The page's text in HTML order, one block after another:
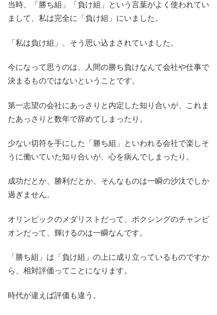
当時、「勝ち組」「負け組」という言葉がよく使われてい
まして、私は完全に「負け組」にいました。
「私は負け組」、そう思い込まされていました。
今になって思うのは、人間の勝ち負けなんて会社や仕事で
決まるものではないということです。
第一志望の会社にあっさりと内定した知り合いが、これま
たあっさりと数年で辞めてしまったり。
少ない切符を手にした「勝ち組」といわれる会社で楽しそ
うに働いていた知り合いが、心を病んでしまったり。
成功だとか、勝利だとか、そんなものは一瞬の沙汰でしか
過ぎません。
オリンピックのメダリストだって、ボクシングのチャンピ
オンだって、輝けるのは一瞬なんです。
「勝ち組」は「負け組」の上に成り立っているものですか
ら、相対評価ってことになります。
時代が違えば評価も違う。